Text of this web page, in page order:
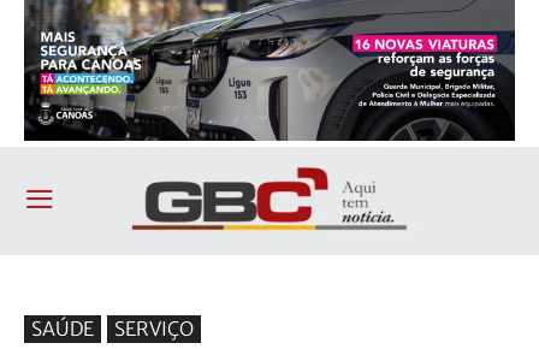
SAÚDE SERVIÇO